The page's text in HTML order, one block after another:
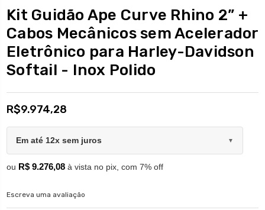
Kit Guidão Ape Curve Rhino 2” +
Cabos Mecânicos sem Acelerador
Eletrônico para Harley-Davidson
Softail - Inox Polido
R$9.974,28
Em até 12x sem juros ▼
ou R$ 9.276,08 à vista no pix, com 7% off
Escreva uma avaliação